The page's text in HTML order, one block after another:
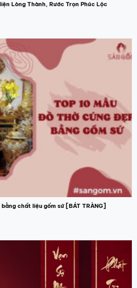
Lòng Thành, Rước Trọn Phúc Lộc
chất liệu gốm sứ [BÁT TRÀNG]